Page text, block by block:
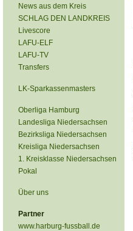
News aus dem Kreis
SCHLAG DEN LANDKREIS
Livescore
LAFU-ELF
LAFU-TV
Transfers
LK-Sparkassenmasters
Oberliga Hamburg
Landesliga Niedersachsen
Bezirksliga Niedersachsen
Kreisliga Niedersachsen
1. Kreisklasse Niedersachsen
Pokal
Über uns
Partner
www.harburg-fussball.de